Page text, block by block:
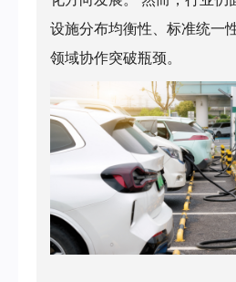
设施分布均衡性、标准统一
领域协作突破瓶颈。